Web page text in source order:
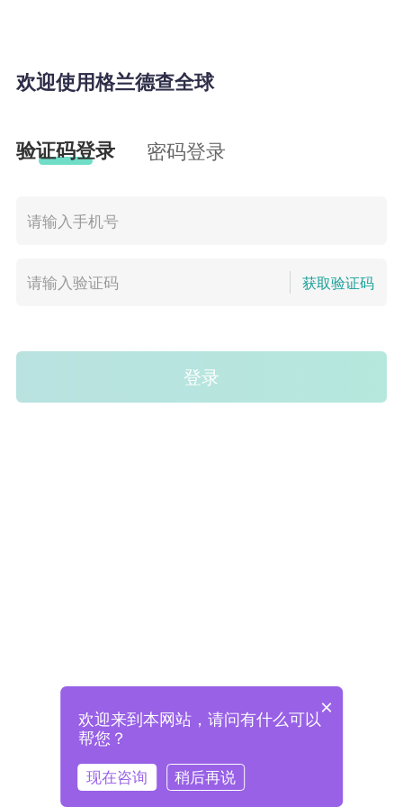
欢迎使用格兰德查全球
验证码登录 密码登录
获取验证码
登录
登录即表示已阅读并同意《格兰德官网用户协议》
×
欢迎来到本网站，请问有什么可以
帮您？
现在咨询 稍后再说